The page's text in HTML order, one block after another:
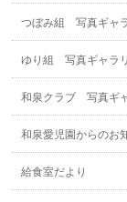
つぼみ組 写真ギャ
ゆり組 写真ギャラ
和泉クラブ 写真ギ
和泉愛児園からのお
給食室だより